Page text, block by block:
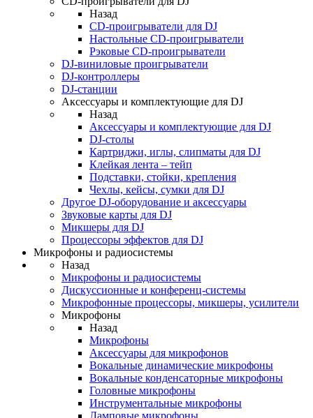
Назад
CD-проигрыватели для DJ
Настольные CD-проигрыватели
Рэковые CD-проигрыватели
DJ-виниловые проигрыватели
DJ-контроллеры
DJ-станции
Аксессуары и комплектующие для DJ
Назад
Аксессуары и комплектующие для DJ
DJ-столы
Картриджи, иглы, слипматы для DJ
Клейкая лента – тейп
Подставки, стойки, крепления
Чехлы, кейсы, сумки для DJ
Другое DJ-оборудование и аксессуары
Звуковые карты для DJ
Микшеры для DJ
Процессоры эффектов для DJ
Микрофоны и радиосистемы
Назад
Микрофоны и радиосистемы
Дискуссионные и конференц-системы
Микрофонные процессоры, микшеры, усилители
Микрофоны
Назад
Микрофоны
Аксессуары для микрофонов
Вокальные динамические микрофоны
Вокальные конденсаторные микрофоны
Головные микрофоны
Инструментальные микрофоны
Ламповые микрофоны